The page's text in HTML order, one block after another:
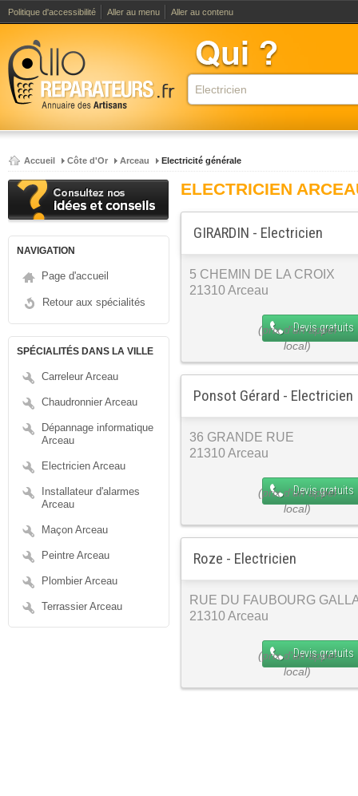
Politique d'accessibilité Aller au menu Aller au contenu
Accueil Côte d'Or Arceau Electricité générale
NAVIGATION
Page d'accueil
Retour aux spécialités
SPÉCIALITÉS DANS LA VILLE
Carreleur Arceau
Chaudronnier Arceau
Dépannage informatique
Arceau
Electricien Arceau
Installateur d'alarmes
Arceau
Maçon Arceau
Peintre Arceau
Plombier Arceau
Terrassier Arceau
ELECTRICIEN
GIRARDIN - Electricien
5 CHEMIN DE LA CROIX
21310 Arceau
Devis gratuits
Ponsot Gérard - Electricien
36 GRANDE RUE
21310 Arceau
Devis gratuits
Roze - Electricien
RUE DU FAUBOURG
21310 Arceau
Devis gratuits